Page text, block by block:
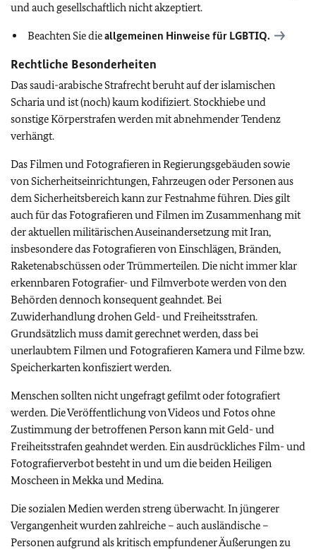
und auch gesellschaftlich nicht akzeptiert.
Beachten Sie dieallgemeinen Hinweise für LGBTIQ.
Rechtliche Besonderheiten
Das saudi-arabische Strafrecht beruht auf der islamischen
Scharia und ist (noch) kaum kodifiziert. Stockhiebe und
sonstige Körperstrafen werden mit abnehmender Tendenz
verhängt.
Das Filmen und Fotografieren in Regierungsgebäuden sowie
von Sicherheitseinrichtungen, Fahrzeugen oder Personen aus
dem Sicherheitsbereich kann zur Festnahme führen. Dies gilt
auch für das Fotografieren und Filmen im Zusammenhang mit
der aktuellen militärischen Auseinandersetzung mit Iran,
insbesondere das Fotografieren von Einschlägen, Bränden,
Raketenabschüssen oder Trümmerteilen. Die nicht immer klar
erkennbaren Fotografier- und Filmverbote werden von den
Behörden dennoch konsequent geahndet. Bei
Zuwiderhandlung drohen Geld- und Freiheitsstrafen.
Grundsätzlich muss damit gerechnet werden, dass bei
unerlaubtem Filmen und Fotografieren Kamera und Filme bzw.
Speicherkarten konfisziert werden.
Menschen sollten nicht ungefragt gefilmt oder fotografiert
werden. Die Veröffentlichung von Videos und Fotos ohne
Zustimmung der betroffenen Person kann mit Geld- und
Freiheitsstrafen geahndet werden. Ein ausdrückliches Film- und
Fotografierverbot besteht in und um die beiden Heiligen
Moscheen in Mekka und Medina.
Die sozialen Medien werden streng überwacht. In jüngerer
Vergangenheit wurden zahlreiche – auch ausländische –
Personen aufgrund als kritisch empfundener Äußerungen zu